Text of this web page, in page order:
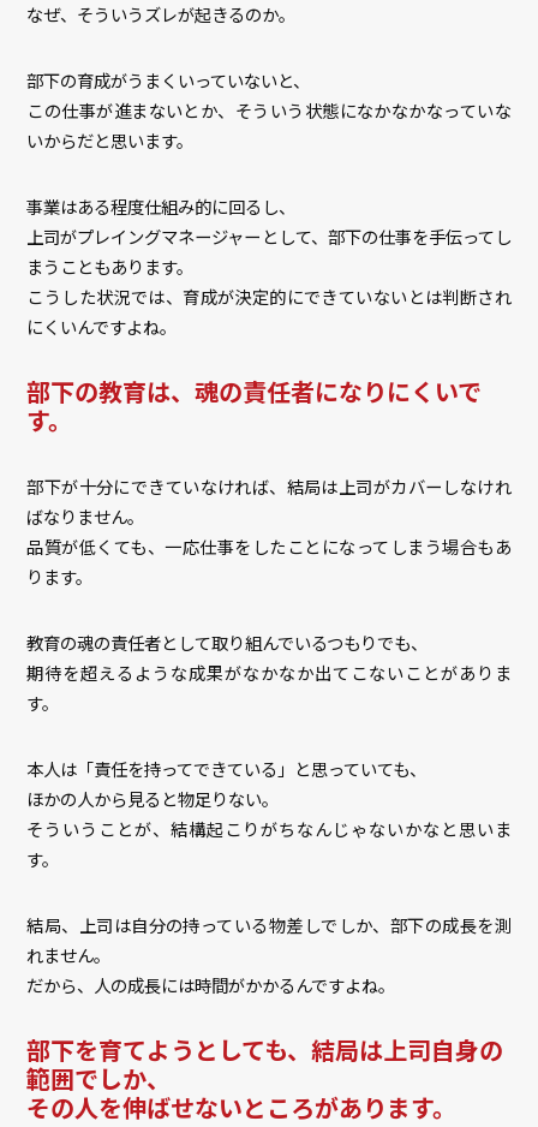
なぜ、そういうズレが起きるのか。
部下の育成がうまくいっていないと、
この仕事が進まないとか、そういう状態になかなかなっていな
いからだと思います。
事業はある程度仕組み的に回るし、
上司がプレイングマネージャーとして、部下の仕事を手伝ってし
まうこともあります。
こうした状況では、育成が決定的にできていないとは判断され
にくいんですよね。
部下の教育は、魂の責任者になりにくいで
す。
部下が十分にできていなければ、結局は上司がカバーしなけれ
ばなりません。
品質が低くても、一応仕事をしたことになってしまう場合もあ
ります。
教育の魂の責任者として取り組んでいるつもりでも、
期待を超えるような成果がなかなか出てこないことがありま
す。
本人は「責任を持ってできている」と思っていても、
ほかの人から見ると物足りない。
そういうことが、結構起こりがちなんじゃないかなと思いま
す。
結局、上司は自分の持っている物差しでしか、部下の成長を測
れません。
だから、人の成長には時間がかかるんですよね。
部下を育てようとしても、結局は上司自身の
範囲でしか、
その人を伸ばせないところがあります。